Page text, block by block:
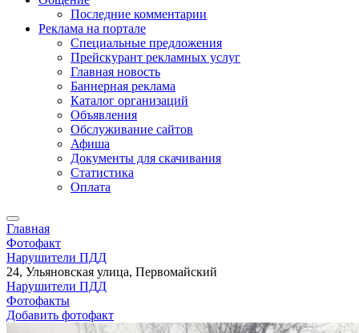
Последние комментарии
Реклама на портале
Специальные предложения
Прейскурант рекламных услуг
Главная новость
Баннерная реклама
Каталог организаций
Объявления
Обслуживание сайтов
Афиша
Документы для скачивания
Статистика
Оплата
Главная
Фотофакт
Нарушители ПДД
24, Ульяновская улица, Первомайский
Нарушители ПДД
Фотофакты
Добавить фотофакт